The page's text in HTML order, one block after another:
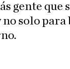
gente que
solo para